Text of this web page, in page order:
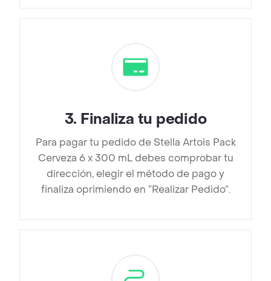
3. Finaliza tu pedido
Para pagar tu pedido de Stella Artois Pack
Cerveza 6 x 300 mL debes comprobar tu
dirección, elegir el método de pago y
finaliza oprimiendo en “Realizar Pedido”.